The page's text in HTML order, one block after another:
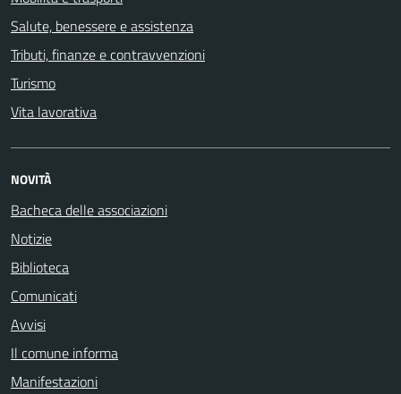
Salute, benessere e assistenza
Tributi, finanze e contravvenzioni
Turismo
Vita lavorativa
NOVITÀ
Bacheca delle associazioni
Notizie
Biblioteca
Comunicati
Avvisi
Il comune informa
Manifestazioni